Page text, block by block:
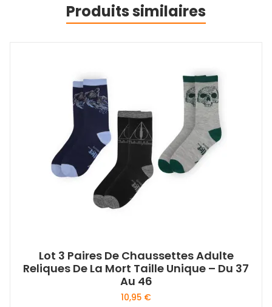
Produits similaires
Lot 3 Paires De Chaussettes Adulte
Reliques De La Mort Taille Unique – Du 37
Au 46
10,95 €